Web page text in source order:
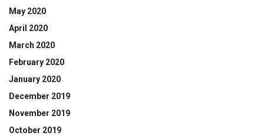
May 2020
April 2020
March 2020
February 2020
January 2020
December 2019
November 2019
October 2019